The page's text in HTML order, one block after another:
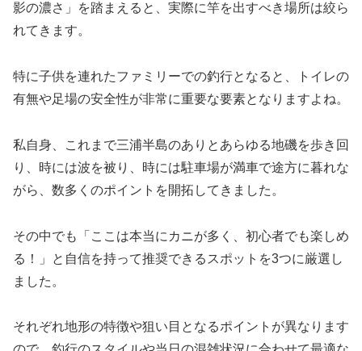
影の濃さ」を踏まえると、実際に竿を出すべき場所は絞ら
れてきます。
特に子供を連れたファミリーでの釣行となると、トイレの
有無や足場の安全性が非常に重要な要素となりますよね。
私自身、これまで三浦半島のありとあらゆる地磯を歩き回
り、時には波を被り、時には駐車場が満車で途方に暮れな
がら、数多くのポイントを開拓してきました。
その中でも「ここは本当にカニが多く、初心者でも楽しめ
る！」と自信を持って推奨できるスポットを3つに厳選し
ました。
それぞれ地形の特徴や狙い目となるポイントが異なります